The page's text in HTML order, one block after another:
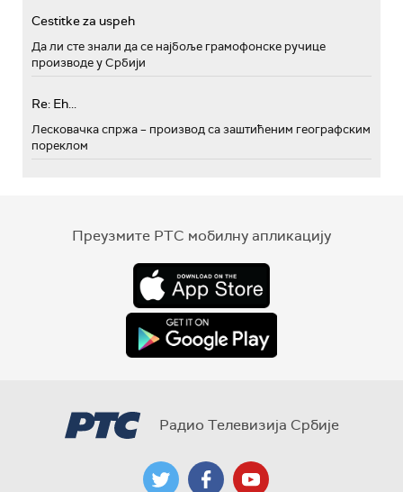
Cestitke za uspeh
Да ли сте знали да се најбоље грамофонске ручице
производе у Србији
Re: Eh...
Лесковачка спржа – производ са заштићеним географским
пореклом
Преузмите РТС мобилну апликацију
Радио Телевизија Србије